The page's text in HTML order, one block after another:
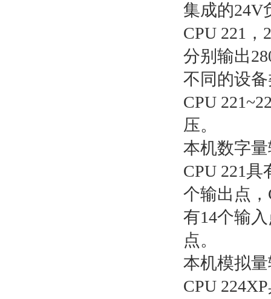
集成的24V
CPU 221，
分别输出
不同的设
CPU
压。
本机数字
CPU 221
个输出点，
有14个输
点。
本机模拟
CPU